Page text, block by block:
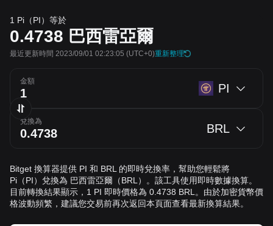
1 Pi（PI）等於
0.4738 巴西雷亞爾
最近更新時間 2023/09/01 02:23:05 (UTC+0)重新整理
金額
PI
兌換為
BRL
Bitget 換算器提供 PI 和 BRL 的即時兌換率，幫助您輕鬆將
Pi（PI）兌換為 巴西雷亞爾（BRL）。該工具使用即時數據換算。
目前轉換結果顯示，1 PI 即時價格為 0.4738 BRL。由於加密貨幣價
格波動頻繁，建議您交易前再次返回本頁面查看最新換算結果。